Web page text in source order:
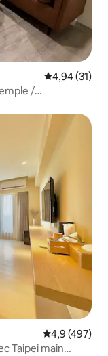
4,94 av 5 i
4,94 (31)
/
4,9 av 5 i
4,9 (497)
Taipei main